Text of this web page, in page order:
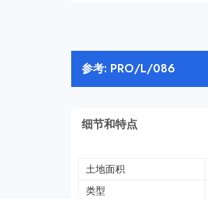
参考: PRO/L/086
细节和特点
土地面积
类型